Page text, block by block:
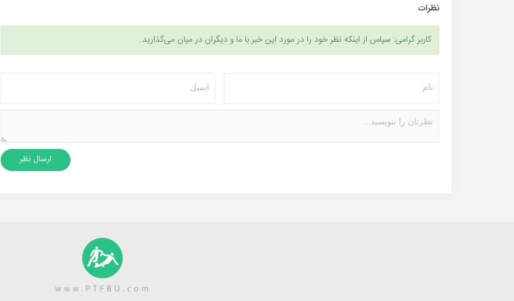
نظرات
کاربر گرامی: سپاس از اینکه نظر خود را در مورد این خبر با ما و دیگران در میان می‌گذارید.